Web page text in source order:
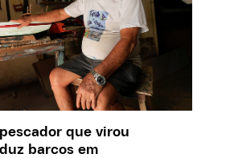
que virou
barcos em